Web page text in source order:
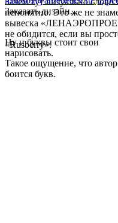
непонятно. Это же не
вывеска
не обидится, если вы
«Rusberry».
Ну и буквы стоит свои
нарисовать.
Такое ощущение, что автор
боится букв.
Заказать дизайн...